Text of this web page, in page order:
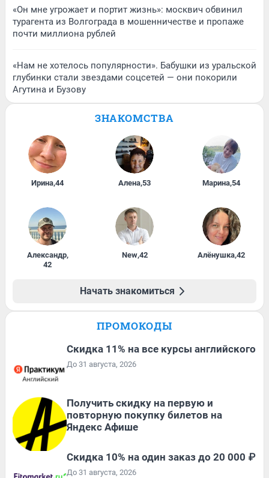
«Он мне угрожает и портит жизнь»: москвич обвинил
турагента из Волгограда в мошенничестве и пропаже
почти миллиона рублей
«Нам не хотелось популярности». Бабушки из уральской
глубинки стали звездами соцсетей — они покорили
Агутина и Бузову
ЗНАКОМСТВА
Ирина,44 Алена,53 Марина,54
Александр,
42
New,42 Алёнушка,42
Начать знакомиться
ПРОМОКОДЫ
Скидка 11% на все курсы английского
До 31 августа, 2026
Получить скидку на первую и
повторную покупку билетов на
Яндекс Афише
Скидка 10% на один заказ до 20 000 ₽
До 31 августа, 2026